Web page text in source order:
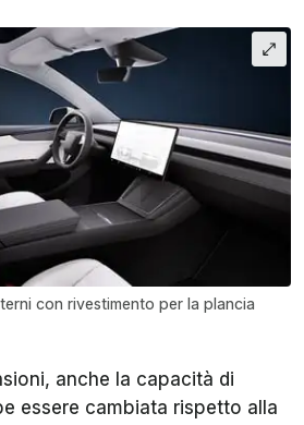
con rivestimento per la plancia
anche la capacità di
essere cambiata rispetto alla